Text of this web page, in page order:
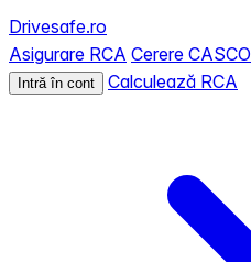
Drivesafe.ro
Asigurare RCA Cerere CASCO
Intră în cont Calculează RCA